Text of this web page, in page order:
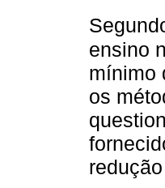
ensino
mínimo
os